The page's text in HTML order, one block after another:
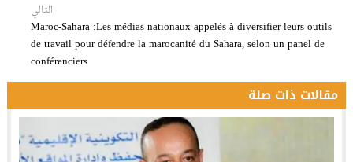
التالي
Maroc-Sahara :Les médias nationaux appelés à diversifier leurs outils
de travail pour défendre la marocanité du Sahara, selon un panel de
conférenciers
مقالات ذات صلة